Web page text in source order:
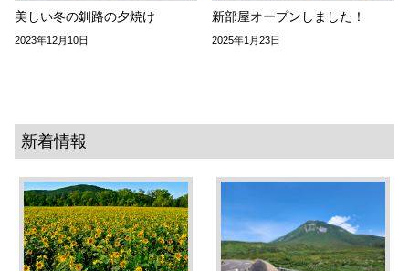
美しい冬の釧路の夕焼け
2023年12月10日
新部屋オープンしました！
2025年1月23日
新着情報